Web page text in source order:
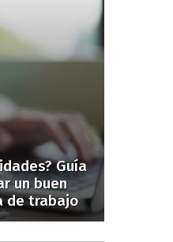
Guía
un buen
de trabajo